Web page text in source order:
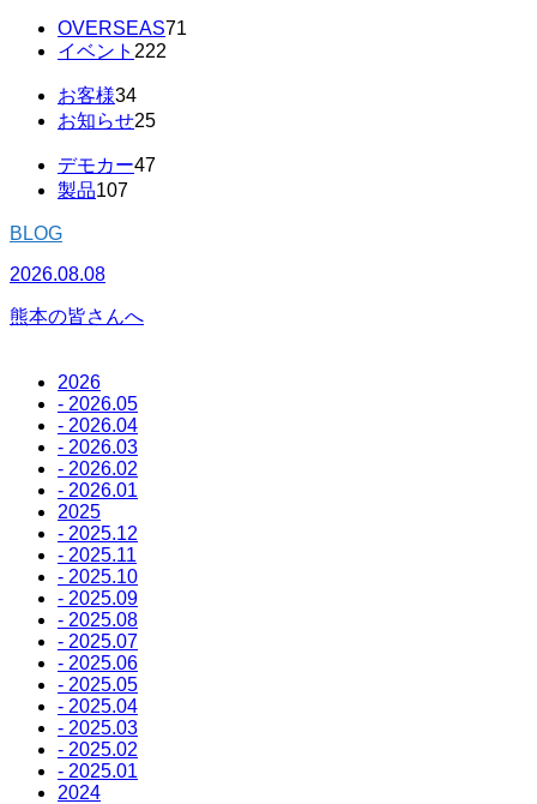
OVERSEAS71
イベント 222
お客様34
お知らせ25
デモカー47
製品107
BLOG
2026.08.08
熊本の皆さんへ
2026
- 2026.05
- 2026.04
- 2026.03
- 2026.02
- 2026.01
2025
- 2025.12
- 2025.11
- 2025.10
- 2025.09
- 2025.08
- 2025.07
- 2025.06
- 2025.05
- 2025.04
- 2025.03
- 2025.02
- 2025.01
2024